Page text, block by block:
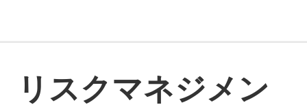
リスクマネジメン